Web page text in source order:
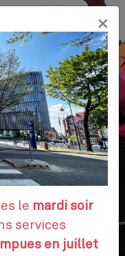
FR
×
le mardi soir
services
en juillet